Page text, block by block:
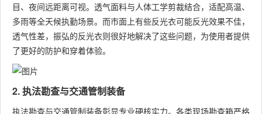
目、夜间远距离可视。透气面料与人体工学剪裁结合，适配高温、
多雨等全天候执勤场景。而市面上有些反光衣可能反光效果不佳，
透气性差，振弘的反光衣则很好地解决了这些问题，为使用者提供
了更好的防护和穿着体验。
2. 执法勘查与交通管制装备
执法勘查与交通管制装备彰显专业硬核实力。各类现场勘查箱严格